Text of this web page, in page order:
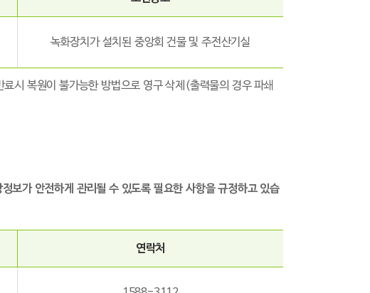
녹화장치가 설치된 중앙회 건물 및 주전산기실
시 복원이 불가능한 방법으로 영구 삭제(출력물의 경우 파쇄
보가 안전하게 관리될 수 있도록 필요한 사항을 규정하고 있습
연락처